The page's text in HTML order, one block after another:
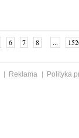
6 7 8 ...
Reklama
Polityka